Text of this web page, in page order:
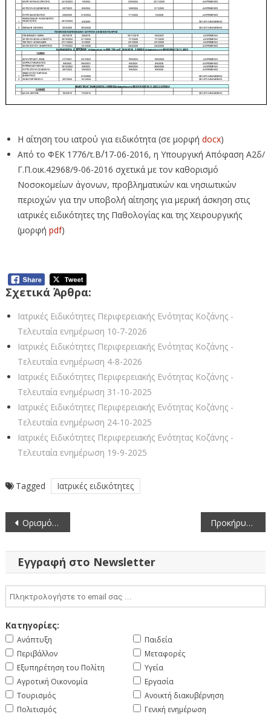
Η αίτηση του ιατρού για ειδικότητα (σε μορφή docx)
Από το ΦΕΚ 1776/τ.Β΄/17-06-2016, η Υπουργική Απόφαση Α2δ/
Γ.Π.οικ.42968/9-06-2016 σχετικά με τον καθορισμό
Νοσοκομείων άγονων, προβληματικών και νησιωτικών
περιοχών για την υποβολή αίτησης για μερική άσκηση στις
ιατρικές ειδικότητες της Παθολογίας και της Χειρουργικής
(μορφή pdf)
Σχετικά Άρθρα:
Ιατρικές Ειδικότητες Περιφερειακής Ενότητας Κοζάνης -
Τελευταία ενημέρωση 10-7-2026
Ιατρικές Ειδικότητες Περιφερειακής Ενότητας Κοζάνης -
Τελευταία ενημέρωση 4-8-2026
Ιατρικές Ειδικότητες Περιφερειακής Ενότητας Κοζάνης -
Τελευταία ενημέρωση 31-10-2025
Ιατρικές Ειδικότητες Περιφερειακής Ενότητας Κοζάνης -
Τελευταία ενημέρωση 24-10-2025
Ιατρικές Ειδικότητες Περιφερειακής Ενότητας Κοζάνης -
Τελευταία ενημέρωση 19-9-2025
Tagged Ιατρικές ειδικότητες
Πλοήγηση
άρθρων
Ορισμός ημερομηνίας διενέργειας εξετάσεων Ιουνίου 2025 Προκήρυξη πλήρωσης οριζόντιων θέσεων ευθύνης επιπέδου Γενικής Διεύθυνσης των Υπουργείων κατ’ εφαρμογή των διατάξεων των άρθρων 84-86 του Υπαλληλικού Κώδικα (ν.3528/2007)
Εγγραφή στο Newsletter
Κατηγορίες:
Ανάπτυξη
Περιβάλλον
Εξυπηρέτηση του Πολίτη
Αγροτική Οικονομία
Τουρισμός
Πολιτισμός
Παιδεία
Μεταφορές
Υγεία
Εργασία
Ανοικτή διακυβέρνηση
Γενική ενημέρωση